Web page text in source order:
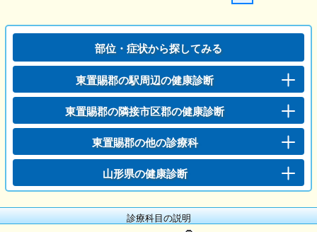
部位・症状から探してみる
東置賜郡の駅周辺の健康診断
東置賜郡の隣接市区郡の健康診断
東置賜郡の他の診療科
山形県の健康診断
診療科目の説明